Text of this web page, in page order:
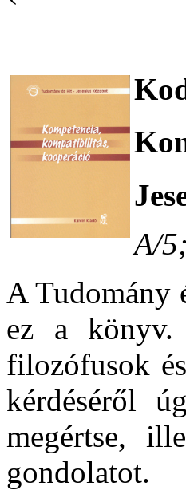
A/
A Tudomány
ez a könyv.
filozófusok
kérdéséről
megértse,
gondolatot.